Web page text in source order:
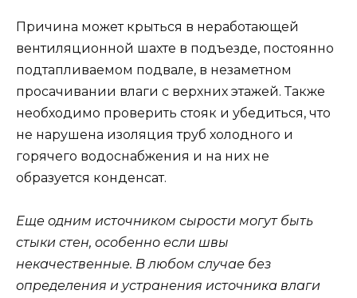
Причина может крыться в неработающей
вентиляционной шахте в подъезде, постоянно
подтапливаемом подвале, в незаметном
просачивании влаги с верхних этажей. Также
необходимо проверить стояк и убедиться, что
не нарушена изоляция труб холодного и
горячего водоснабжения и на них не
образуется конденсат.
Еще одним источником сырости могут быть
стыки стен, особенно если швы
некачественные. В любом случае без
определения и устранения источника влаги